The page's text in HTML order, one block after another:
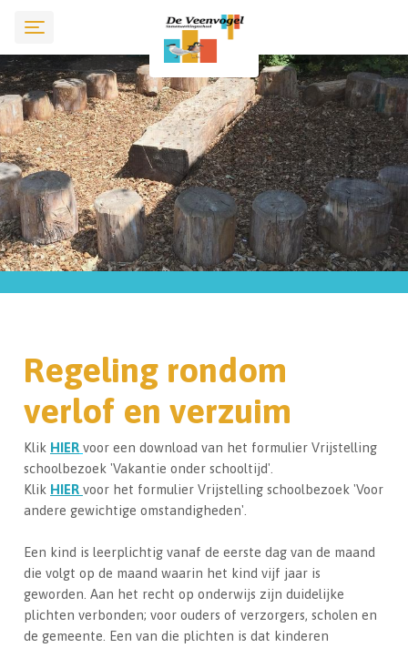
Regeling rondom
verlof en verzuim
Klik HIER voor een download van het formulier Vrijstelling
schoolbezoek 'Vakantie onder schooltijd'.
Klik HIER voor het formulier Vrijstelling schoolbezoek 'Voor
andere gewichtige omstandigheden'.
Een kind is leerplichtig vanaf de eerste dag van de maand
die volgt op de maand waarin het kind vijf jaar is
geworden. Aan het recht op onderwijs zijn duidelijke
plichten verbonden; voor ouders of verzorgers, scholen en
de gemeente. Een van die plichten is dat kinderen